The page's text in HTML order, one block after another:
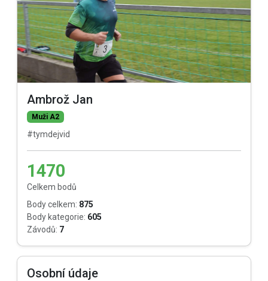
Ambrož Jan
Muži A2
#tymdejvid
1470
Celkem bodů
Body celkem: 875
Body kategorie: 605
Závodů: 7
Osobní údaje